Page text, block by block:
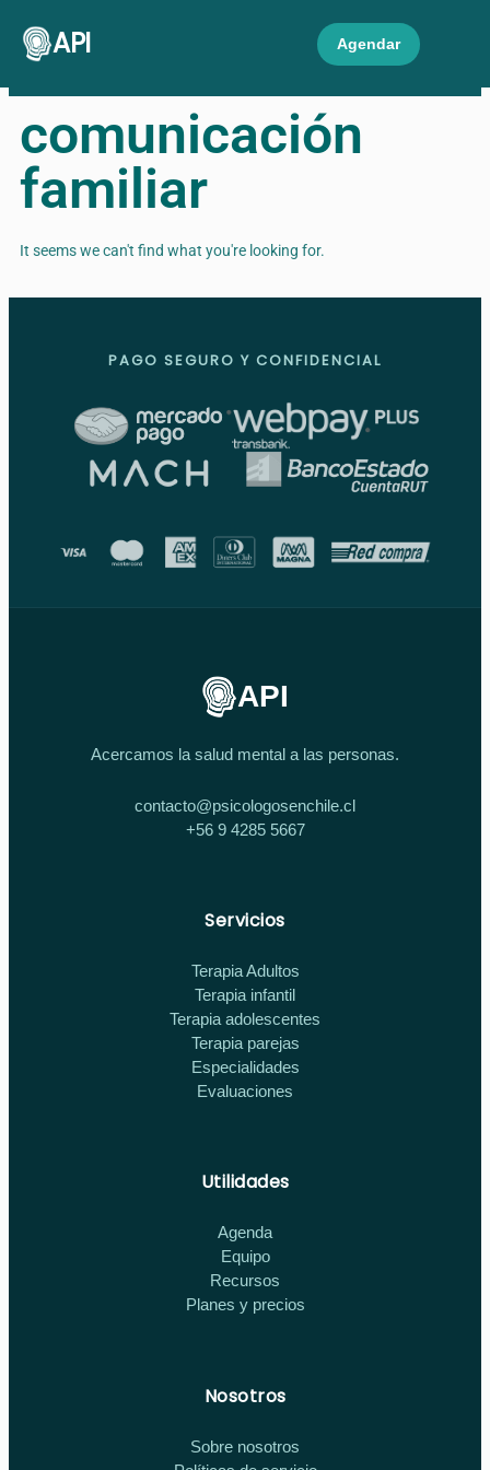
API Agendar
comunicación
familiar
It seems we can't find what you're looking for.
PAGO SEGURO Y CONFIDENCIAL
API
Acercamos la salud mental a las personas.
contacto@psicologosenchile.cl
+56 9 4285 5667
Servicios
Terapia Adultos
Terapia infantil
Terapia adolescentes
Terapia parejas
Especialidades
Evaluaciones
Utilidades
Agenda
Equipo
Recursos
Planes y precios
Nosotros
Sobre nosotros